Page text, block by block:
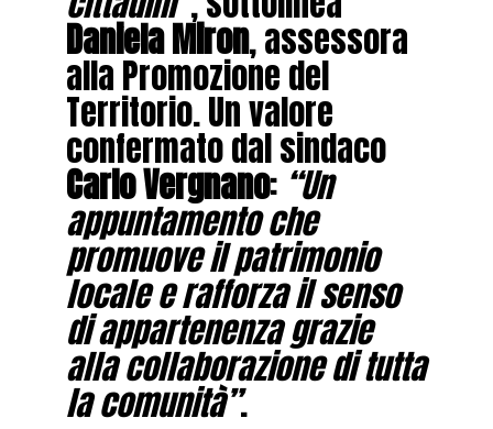
Daniela Miron, assessora
alla Promozione del
Territorio. Un valore
confermato dal sindaco
Carlo Vergnano: “Un
appuntamento che
promuove il patrimonio
locale e rafforza il senso
di appartenenza grazie
alla collaborazione di tutta
la comunità”.